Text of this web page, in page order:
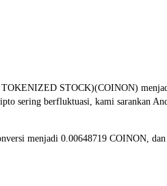
STOCK)(COINON)
sering berfluktuasi, kami sarankan
menjadi 0.00648719 COINON,